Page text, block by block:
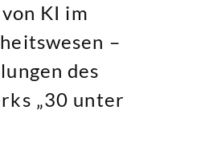
KI im
–
des
„30 unter